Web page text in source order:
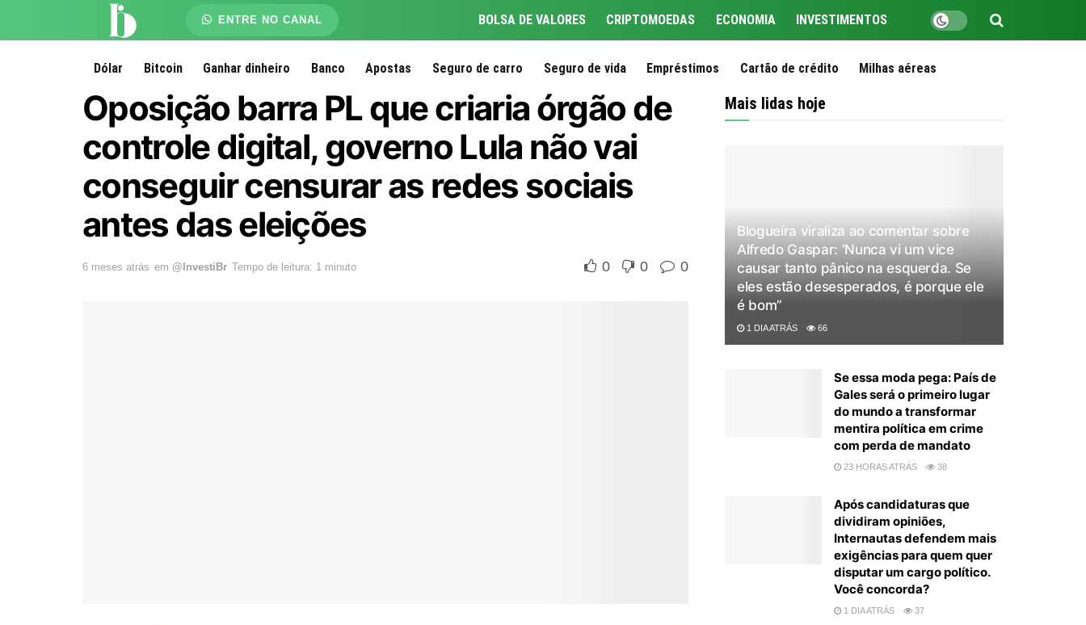
ENTRE NO CANAL BOLSA DE VALORES CRIPTOMOEDAS ECONOMIA INVESTIMENTOS
Dólar Bitcoin Ganhar dinheiro Banco Apostas Seguro de carro Seguro de vida Empréstimos Cartão de crédito Milhas aéreas
Oposição barra PL que criaria órgão de
controle digital, governo Lula não vai
conseguir censurar as redes sociais
antes das eleições
6 meses atrás em @InvestiBr Tempo de leitura: 1 minuto 0 0 0
Mais lidas hoje
Blogueira viraliza ao comentar sobre
Alfredo Gaspar: ‘Nunca vi um vice
causar tanto pânico na esquerda. Se
eles estão desesperados, é porque ele
é bom”
1 DIA ATRÁS 66
Se essa moda pega: País de
Gales será o primeiro lugar
do mundo a transformar
mentira política em crime
com perda de mandato
23 HORAS ATRÁS 38
Após candidaturas que
dividiram opiniões,
Internautas defendem mais
exigências para quem quer
disputar um cargo político.
Você concorda?
1 DIA ATRÁS 37